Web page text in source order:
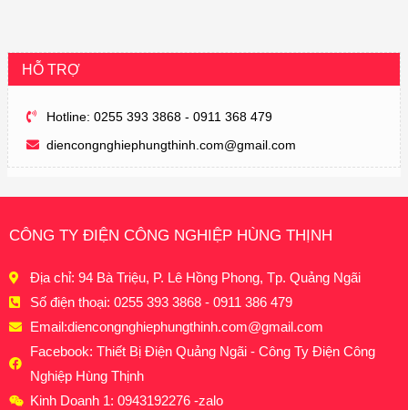
HỖ TRỢ
Hotline: 0255 393 3868 - 0911 368 479
diencongnghiephungthinh.com@gmail.com
CÔNG TY ĐIỆN CÔNG NGHIỆP HÙNG THỊNH
Địa chỉ: 94 Bà Triệu, P. Lê Hồng Phong, Tp. Quảng Ngãi
Số điện thoại: 0255 393 3868 - 0911 386 479
Email:diencongnghiephungthinh.com@gmail.com
Facebook: Thiết Bị Điện Quảng Ngãi - Công Ty Điện Công
Nghiệp Hùng Thịnh
Kinh Doanh 1: 0943192276 -zalo